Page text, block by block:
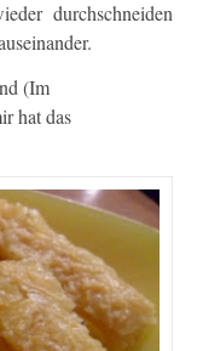
durchschneiden
(Im
hat das